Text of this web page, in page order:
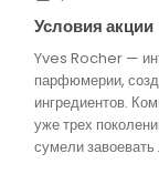
Условия акции
Yves Rocher —
парфюмерии,
ингредиентов.
уже трех
сумели